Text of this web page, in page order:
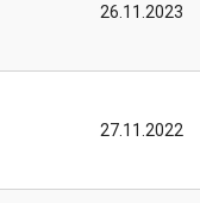
26.11.2023
27.11.2022